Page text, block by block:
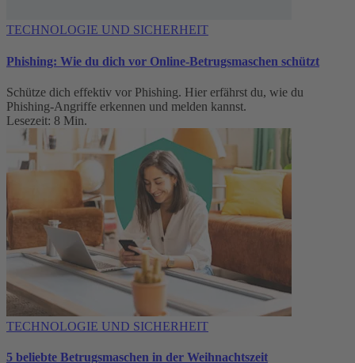
TECHNOLOGIE UND SICHERHEIT
Phishing: Wie du dich vor Online-Betrugsmaschen schützt
Schütze dich effektiv vor Phishing. Hier erfährst du, wie du
Phishing-Angriffe erkennen und melden kannst.
Lesezeit: 8 Min.
TECHNOLOGIE UND SICHERHEIT
5 beliebte Betrugsmaschen in der Weihnachtszeit